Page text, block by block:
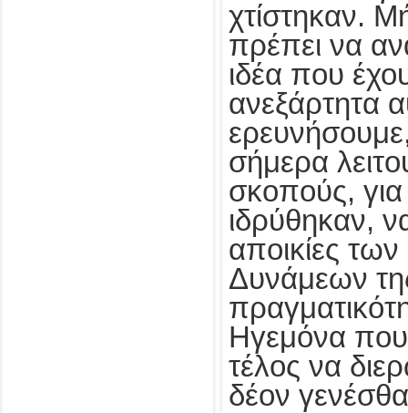
χτίστηκαν.
πρέπει να
ιδέα που
ανεξάρτητα
σήμερα
σκοπούς,
ιδρύθηκαν,
αποικίες
Δυνάμεων
Ηγεμόνα που
τέλος να
δέον